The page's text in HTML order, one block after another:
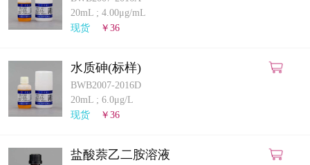
20mL ; 4.00μg/mL
现货
￥36
水质砷(标样)
BWB2007-2016D
20mL ; 6.0μg/L
现货
￥36
盐酸萘乙二胺溶液
定制标物
定制仪器
计量课堂